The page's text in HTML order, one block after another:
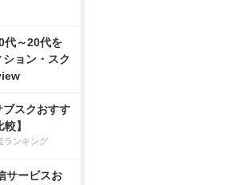
代～20代を
ョン・スク
スクおすす
】
ランキング
サービスお